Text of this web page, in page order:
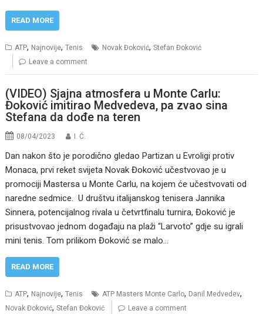
READ MORE
ATP, Najnovije,Tenis Novak Đoković,Stefan Đoković
Leave a comment
(VIDEO) Sjajna atmosfera u Monte Carlu:
Đoković imitirao Medvedeva, pa zvao sina
Stefana da dođe na teren
08/04/2023 I. Ć.
Dan nakon što je porodično gledao Partizan u Evroligi protiv
Monaca, prvi reket svijeta Novak Đoković učestvovao je u
promociji Mastersa u Monte Carlu, na kojem će učestvovati od
naredne sedmice. U društvu italijanskog tenisera Jannika
Sinnera, potencijalnog rivala u četvrtfinalu turnira, Đoković je
prisustvovao jednom događaju na plaži “Larvoto” gdje su igrali
mini tenis. Tom prilikom Đoković se malo…
READ MORE
ATP, Najnovije,Tenis ATP Masters Monte Carlo, Danil Medvedev,
Novak Đoković,Stefan Đoković Leave a comment